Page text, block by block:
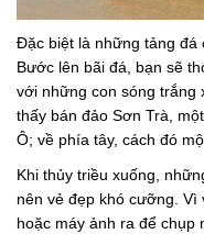
Đặc biệt là những tảng đá
Bước lên bãi đá, bạn sẽ
với những con sóng trắng
thấy bán đảo Sơn Trà,
Ô; về phía tây, cách đó
Khi thủy triều xuống,
nên vẻ đẹp khó cưỡng. Vì
hoặc máy ảnh ra để chụp